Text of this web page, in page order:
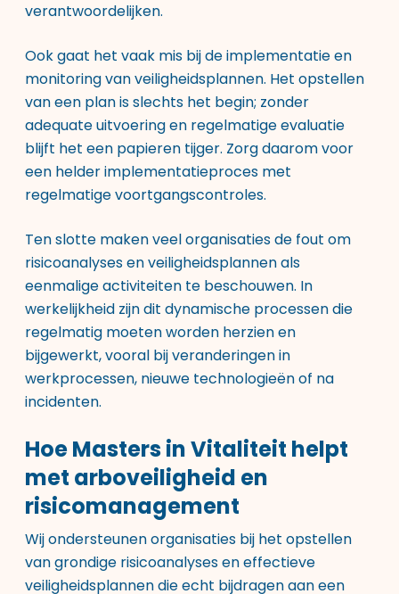
verantwoordelijken.
Ook gaat het vaak mis bij de implementatie en
monitoring van veiligheidsplannen. Het opstellen
van een plan is slechts het begin; zonder
adequate uitvoering en regelmatige evaluatie
blijft het een papieren tijger. Zorg daarom voor
een helder implementatieproces met
regelmatige voortgangscontroles.
Ten slotte maken veel organisaties de fout om
risicoanalyses en veiligheidsplannen als
eenmalige activiteiten te beschouwen. In
werkelijkheid zijn dit dynamische processen die
regelmatig moeten worden herzien en
bijgewerkt, vooral bij veranderingen in
werkprocessen, nieuwe technologieën of na
incidenten.
Hoe Masters in Vitaliteit helpt
met arboveiligheid en
risicomanagement
Wij ondersteunen organisaties bij het opstellen
van grondige risicoanalyses en effectieve
veiligheidsplannen die echt bijdragen aan een